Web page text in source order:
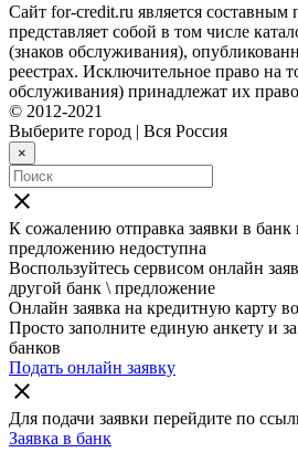
Сайт for-credit.ru является составным
представляет собой в том числе
(знаков обслуживания),
реестрах. Исключительное право на
обслуживания) принадлежат их
© 2012-2021
Выберите город | Вся Россия
×
close
К сожалению отправка заявки в банк
предложению недоступна
Воспользуйтесь сервисом онлайн
другой банк \ предложение
Онлайн заявка на кредитную карту
Просто заполните единую анкету и
банков
Подать онлайн заявку
close
Для подачи заявки перейдите по
Заявка в банк